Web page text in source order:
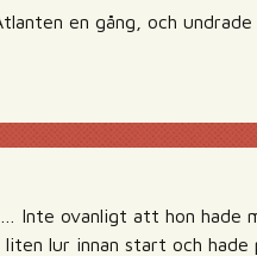
en gång, och
Inte ovanligt att hon hade
lur innan start och hade